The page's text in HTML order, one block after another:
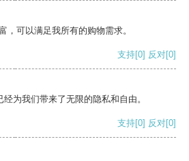
，可以满足我所有的购物需求。
支持[0] 反对[0]
为我们带来了无限的隐私和自由。
支持[0] 反对[0]